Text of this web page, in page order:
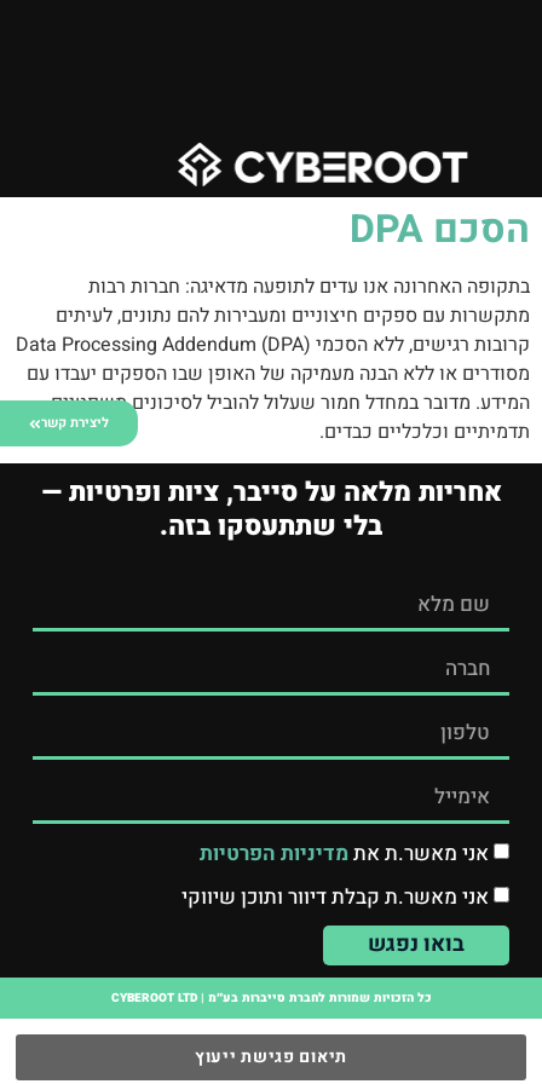
ליצירת קשר
הסכם DPA
בתקופה האחרונה אנו עדים לתופעה מדאיגה: חברות רבות
מתקשרות עם ספקים חיצוניים ומעבירות להם נתונים, לעיתים
קרובות רגישים, ללא הסכמי Data Processing Addendum (DPA)
מסודרים או ללא הבנה מעמיקה של האופן שבו הספקים יעבדו עם
המידע. מדובר במחדל חמור שעלול להוביל לסיכונים משפטיים,
תדמיתיים וכלכליים כבדים.
אחריות מלאה על סייבר, ציות ופרטיות —
בלי שתתעסקו בזה.
אני מאשר.ת את מדיניות הפרטיות
אני מאשר.ת קבלת דיוור ותוכן שיווקי
בואו נפגש
כל הזכויות שמורות לחברת סייברות בע״מ | CYBEROOT LTD
תיאום פגישת ייעוץ